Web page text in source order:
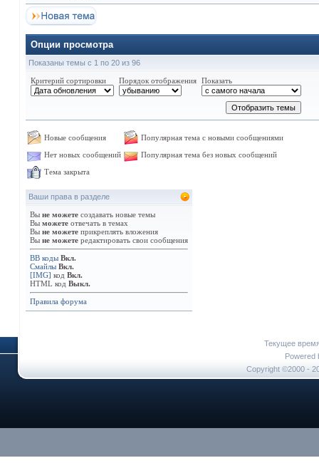
Опции просмотра
Показаны темы с 1 по 20 из 96
Критерий сортировки Порядок отображения Показать
Новые сообщения
Популярная тема с новыми сообщениями
Нет новых сообщений
Популярная тема без новых сообщений
Тема закрыта
Ваши права в разделе
Вы не можете создавать новые темы
Вы можете отвечать в темах
Вы не можете прикреплять вложения
Вы не можете редактировать свои сообщения
BB коды Вкл.
Смайлы Вкл.
[IMG] код Вкл.
HTML код Выкл.
Правила форума
Текущее
Powered
Copyright ©2000 -